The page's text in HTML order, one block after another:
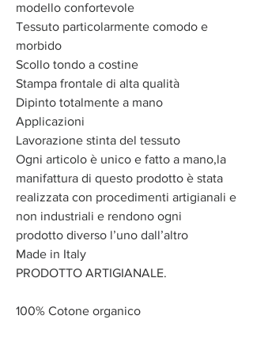
modello confortevole
Tessuto particolarmente comodo e
morbido
Scollo tondo a costine
Stampa frontale di alta qualità
Dipinto totalmente a mano
Applicazioni
Lavorazione stinta del tessuto
Ogni articolo è unico e fatto a mano,la
manifattura di questo prodotto è stata
realizzata con procedimenti artigianali e
non industriali e rendono ogni
prodotto diverso l’uno dall’altro
Made in Italy
PRODOTTO ARTIGIANALE.
100% Cotone organico